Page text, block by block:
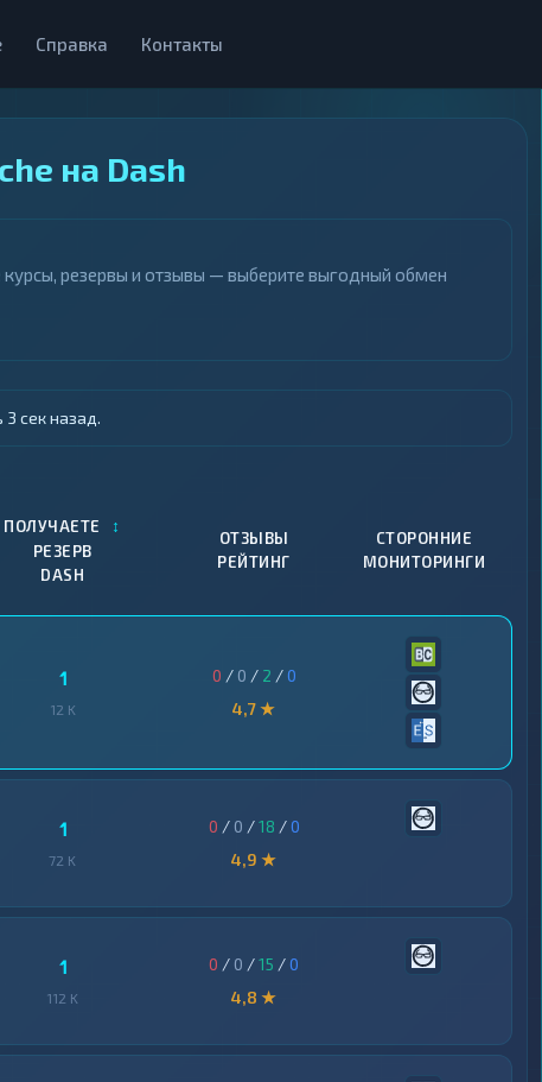
Справка Контакты
на Dash
резервы и отзывы — выберите выгодный обмен
сек назад.
ПОЛУЧАЕТЕ ↕
РЕЗЕРВ
DASH
ОТЗЫВЫ
РЕЙТИНГ
СТОРОННИЕ
МОНИТОРИНГИ
1
12 K
0 / 0 / 2 /0
4,7 ★
1
72 K
0 / 0 /18 /0
4,9 ★
1
112 K
0 / 0 /15 /0
4,8 ★